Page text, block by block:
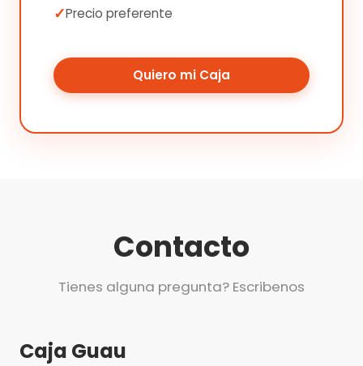
Precio preferente
Quiero mi Caja
Contacto
Tienes alguna pregunta? Escribenos
Caja Guau